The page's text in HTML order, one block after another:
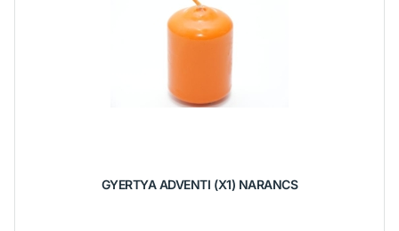
GYERTYA ADVENTI (X1) NARANCS